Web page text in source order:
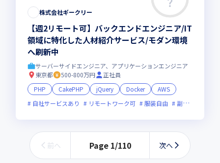
株式会社ギークリー
【週2リモート可】バックエンドエンジニア/IT
領域に特化した人材紹介サービス/モダン環境
へ刷新中
サーバーサイドエンジニア、アプリケーションエンジニア
東京都
500-800万円
正社員
PHP
CakePHP jQuery Docker
AWS
自社サービスあり
リモートワーク可 服装自由 副業可
前へ Page 1/110 次へ